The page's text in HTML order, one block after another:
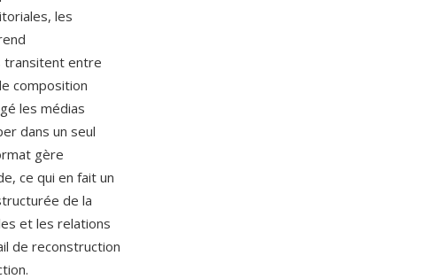
les
transitent entre
composition
les médias
dans un seul
gère
ce qui en fait un
de la
et les relations
de reconstruction